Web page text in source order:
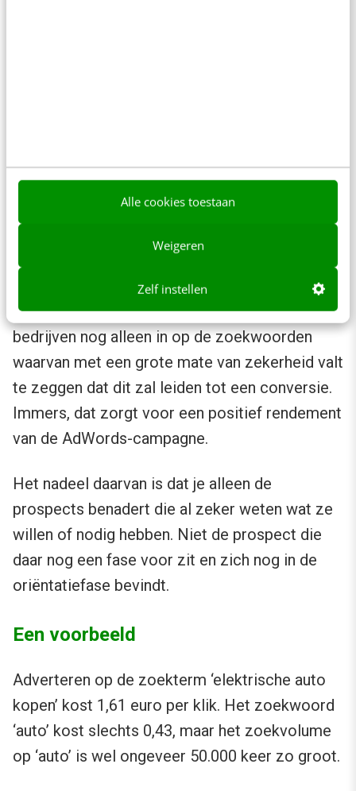
Alle cookies toestaan
Weigeren
Zelf instellen
Het nadeel van het Google-zoeknetwerk is dat
de prospect die jij graag wil bereiken
zoektermen die je van te voren bedenkt en
target. De CPC-prijzen zijn de laatste jaren
alleen maar gestegen. Daarom zetten veel
bedrijven nog alleen in op de zoekwoorden
waarvan met een grote mate van zekerheid valt
te zeggen dat dit zal leiden tot een conversie.
Immers, dat zorgt voor een positief rendement
van de AdWords-campagne.
Het nadeel daarvan is dat je alleen de
prospects benadert die al zeker weten wat ze
willen of nodig hebben. Niet de prospect die
daar nog een fase voor zit en zich nog in de
oriëntatiefase bevindt.
Een voorbeeld
Adverteren op de zoekterm ‘elektrische auto
kopen’ kost 1,61 euro per klik. Het zoekwoord
‘auto’ kost slechts 0,43, maar het zoekvolume
op ‘auto’ is wel ongeveer 50.000 keer zo groot.